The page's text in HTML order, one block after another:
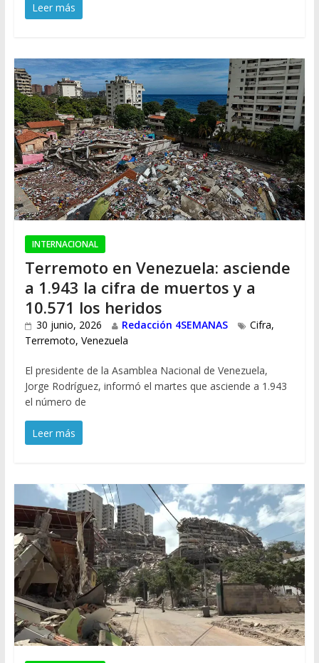
Leer más
INTERNACIONAL
Terremoto en Venezuela: asciende
a 1.943 la cifra de muertos y a
10.571 los heridos
30 junio, 2026 Redacción 4SEMANAS Cifra,
Terremoto, Venezuela
El presidente de la Asamblea Nacional de Venezuela,
Jorge Rodríguez, informó el martes que asciende a 1.943
el número de
Leer más